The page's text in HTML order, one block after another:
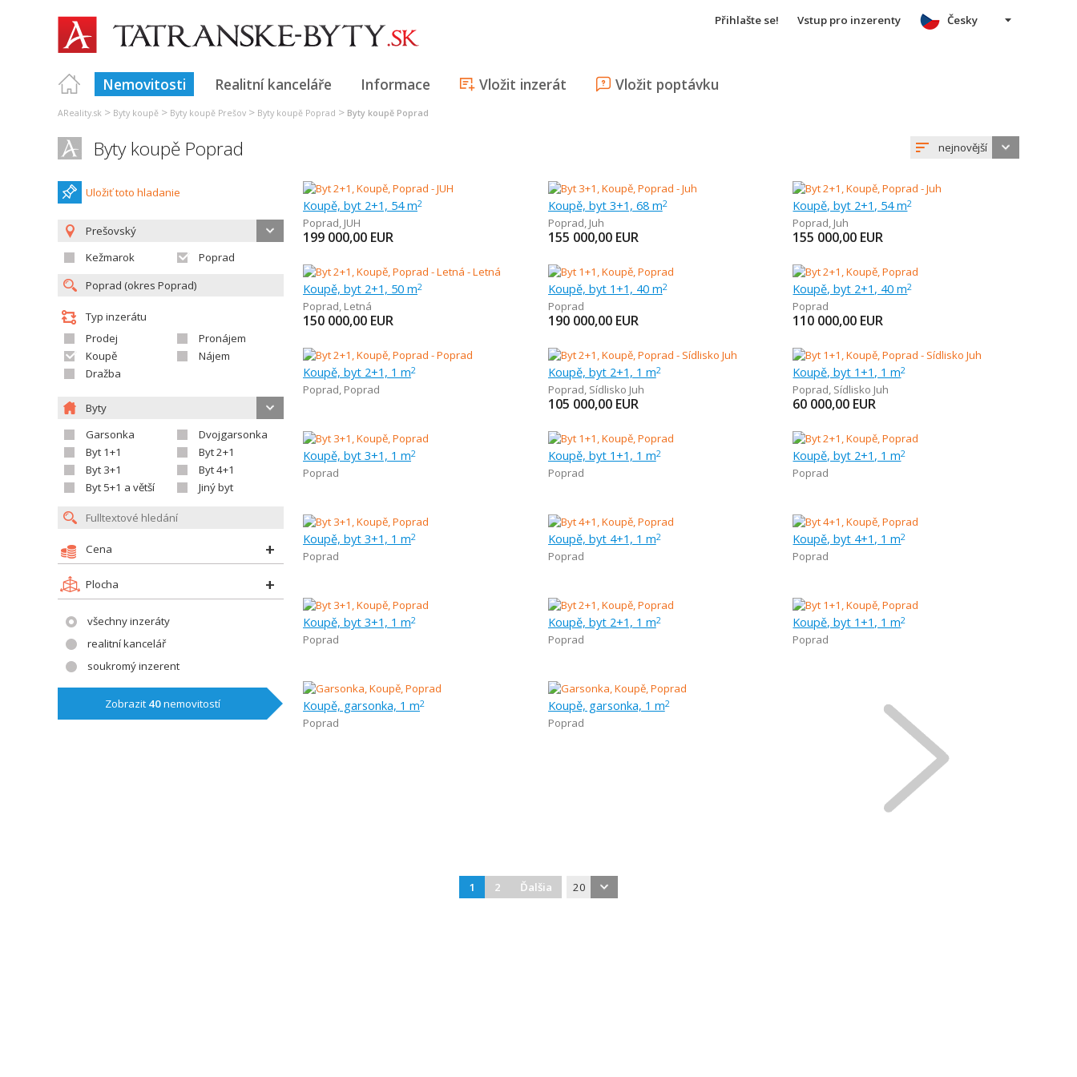
Přihlašte se! Vstup pro inzerenty
Nemovitosti Realitní kanceláře Informace Vložit inzerát Vložit poptávku
Česky
AReality.sk > Byty koupě > Byty koupě Prešov > Byty koupě Poprad > Byty koupě Poprad
Byty koupě Poprad nejnovější
Uložiť toto hladanie
Prešovský
Kežmarok
Poprad
Typ inzerátu
Prodej
Pronájem
Koupě
Nájem
Dražba
Byty
Garsonka
Dvojgarsonka
Byt 1+1
Byt 2+1
Byt 3+1
Byt 4+1
Byt 5+1 a větší
Jiný byt
Cena
Plocha
všechny inzeráty
realitní kancelář
soukromý inzerent
Zobrazit 40nemovitostí
Koupě, byt 2+1, 54 m2
Poprad, JUH
199 000,00 EUR
Koupě, byt 3+1, 68 m2
Poprad, Juh
155 000,00 EUR
Koupě, byt 2+1, 54 m2
Poprad, Juh
155 000,00 EUR
Koupě, byt 2+1, 50 m2
Poprad, Letná
150 000,00 EUR
Koupě, byt 1+1, 40 m2
Poprad
190 000,00 EUR
Koupě, byt 2+1, 40 m2
Poprad
110 000,00 EUR
Koupě, byt 2+1, 1 m2
Poprad, Poprad
Koupě, byt 2+1, 1 m2
Poprad, Sídlisko Juh
105 000,00 EUR
Koupě, byt 1+1, 1 m2
Poprad, Sídlisko Juh
60 000,00 EUR
Koupě, byt 3+1, 1 m2
Poprad
Koupě, byt 1+1, 1 m2
Poprad
Koupě, byt 2+1, 1 m2
Poprad
Koupě, byt 3+1, 1 m2
Poprad
Koupě, byt 4+1, 1 m2
Poprad
Koupě, byt 4+1, 1 m2
Poprad
Koupě, byt 3+1, 1 m2
Poprad
Koupě, byt 2+1, 1 m2
Poprad
Koupě, byt 1+1, 1 m2
Poprad
Koupě, garsonka, 1 m2
Poprad
Koupě, garsonka, 1 m2
Poprad
1 2 Ďalšia 20